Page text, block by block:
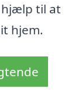
til at
hjem.